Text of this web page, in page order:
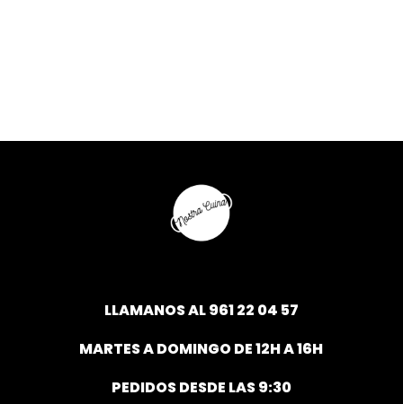
LLAMANOS AL961 22 04 57
MARTES A DOMINGO DE 12H A 16H
PEDIDOS DESDE LAS 9:30